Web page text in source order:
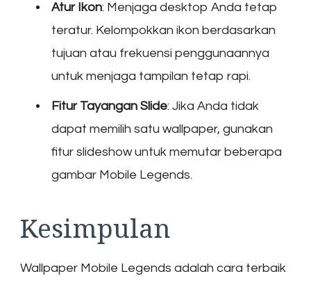
Atur Ikon: Menjaga desktop Anda tetap
teratur. Kelompokkan ikon berdasarkan
tujuan atau frekuensi penggunaannya
untuk menjaga tampilan tetap rapi.
Fitur Tayangan Slide: Jika Anda tidak
dapat memilih satu wallpaper, gunakan
fitur slideshow untuk memutar beberapa
gambar Mobile Legends.
Kesimpulan
Wallpaper Mobile Legends adalah cara terbaik